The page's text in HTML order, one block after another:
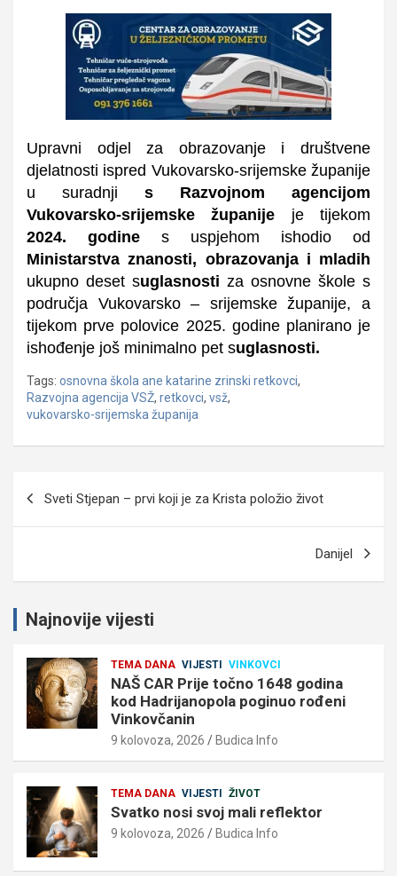
Upravni odjel za obrazovanje i društvene
djelatnosti ispred Vukovarsko-srijemske županije
u suradnji s Razvojnom agencijom
Vukovarsko-srijemske županije je tijekom
2024. godine s uspjehom ishodio od
Ministarstva znanosti, obrazovanja i mladih
ukupno deset suglasnosti za osnovne škole s
područja Vukovarsko – srijemske županije, a
tijekom prve polovice 2025. godine planirano je
ishođenje još minimalno pet suglasnosti.
Tags: osnovna škola ane katarine zrinski retkovci,
Razvojna agencija VSŽ, retkovci, vsž,
vukovarsko-srijemska županija
Sveti Stjepan – prvi koji je za Krista položio život
Danijel
Najnovije vijesti
TEMA DANA VIJESTI VINKOVCI
NAŠ CAR Prije točno 1648 godina
kod Hadrijanopola poginuo rođeni
Vinkovčanin
9 kolovoza, 2026 Budica Info
TEMA DANA VIJESTI ŽIVOT
Svatko nosi svoj mali reflektor
9 kolovoza, 2026 Budica Info